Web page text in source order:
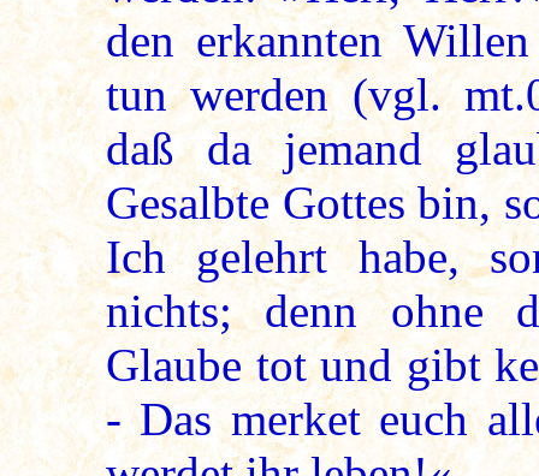
den erkannten
tun werden (vgl.
daß da jemand
Gesalbte Gottes bin,
Ich gelehrt habe,
nichts; denn ohne
Glaube tot und gibt
- Das merket euch